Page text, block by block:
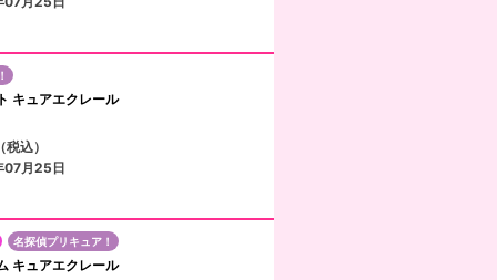
キュアエクレール
込）
07月25日
名探偵プリキュア！
キュアエクレール